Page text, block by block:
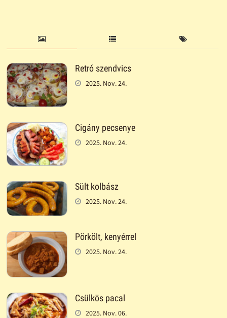
Retró szendvics
2025. Nov. 24.
Cigány pecsenye
2025. Nov. 24.
Sült kolbász
2025. Nov. 24.
Pörkölt, kenyérrel
2025. Nov. 24.
Csülkös pacal
2025. Nov. 06.